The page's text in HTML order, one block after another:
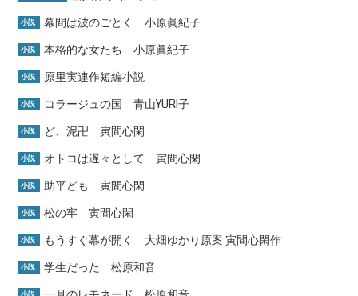
小説 幕間は波のごとく 小原眞紀子
小説 本格的な女たち 小原眞紀子
小説 原里実連作短編小説
小説 コラージュの国 青山YURI子
小説 ど、泥卍 寅間心閑
小説 オトコは遅々として 寅間心閑
小説 助平ども 寅間心閑
小説 松の牢 寅間心閑
小説 もうすぐ幕が開く 大畑ゆかり原案 寅間心閑作
小説 学生だった 松原和音